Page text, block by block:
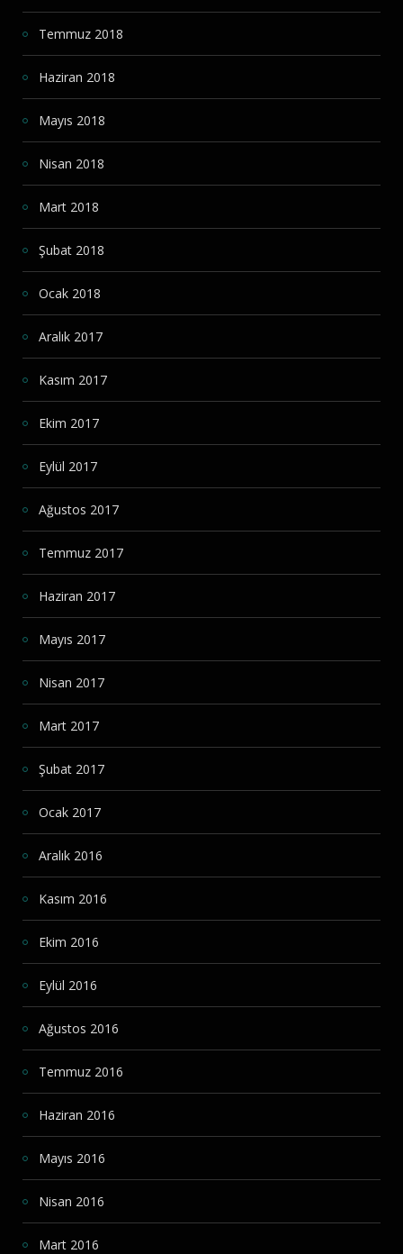
Temmuz 2018
Haziran 2018
Mayıs 2018
Nisan 2018
Mart 2018
Şubat 2018
Ocak 2018
Aralık 2017
Kasım 2017
Ekim 2017
Eylül 2017
Ağustos 2017
Temmuz 2017
Haziran 2017
Mayıs 2017
Nisan 2017
Mart 2017
Şubat 2017
Ocak 2017
Aralık 2016
Kasım 2016
Ekim 2016
Eylül 2016
Ağustos 2016
Temmuz 2016
Haziran 2016
Mayıs 2016
Nisan 2016
Mart 2016